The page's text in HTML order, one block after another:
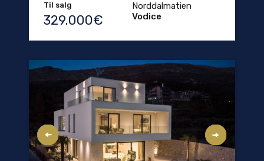
Til salg
329.000€
Norddalmatien
Vodice